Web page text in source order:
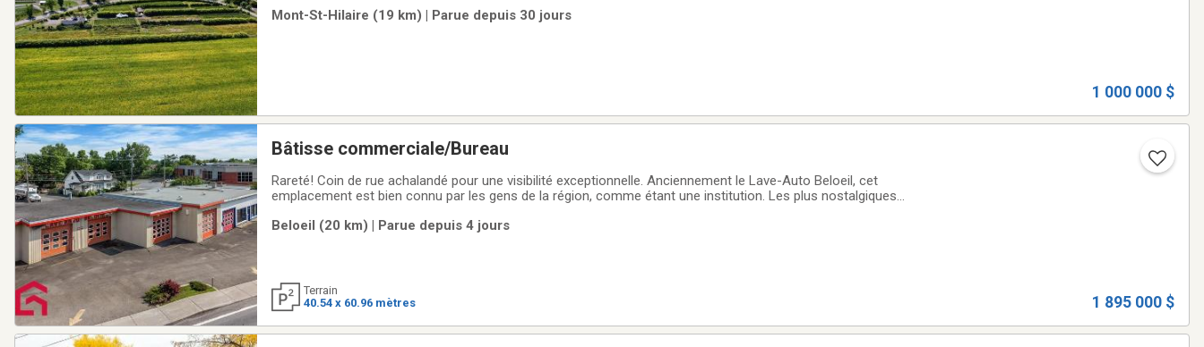
inclusif, primé pour
Mont-St-Hilaire (19 km) | Parue depuis 30 jours
1 000 000 $
Bâtisse commerciale/Bureau
Rareté! Coin de rue achalandé pour une visibilité exceptionnelle. Anciennement le Lave-Auto Beloeil, cet
emplacement est bien connu par les gens de la région, comme étant une institution. Les plus nostalgiques
incroyable pour réaliser
Beloeil (20 km) | Parue depuis 4 jours
Terrain
40.54 x 60.96 mètres
1 895 000 $